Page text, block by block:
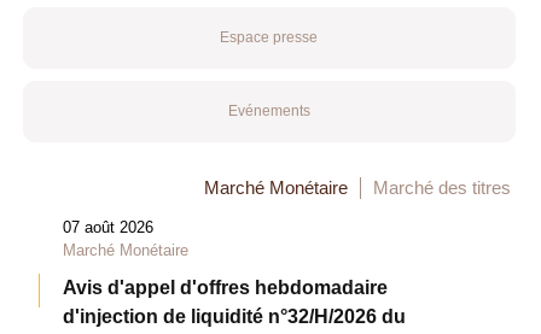
Espace presse
Evénements
Marché Monétaire Marché des titres
07 août 2026
Marché Monétaire
Avis d'appel d'offres hebdomadaire
d'injection de liquidité n°32/H/2026 du